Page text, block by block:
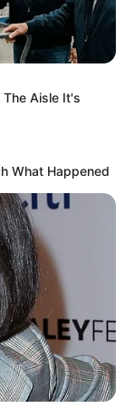
The Aisle It's
What Happened